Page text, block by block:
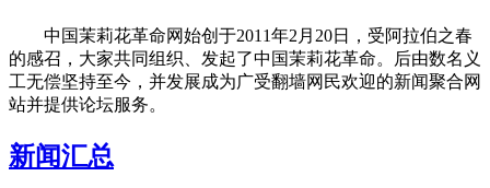
中国茉莉花革命网始创于2011年2月20日，受阿拉伯之春
的感召，大家共同组织、发起了中国茉莉花革命。后由数名义
工无偿坚持至今，并发展成为广受翻墙网民欢迎的新闻聚合网
站并提供论坛服务。
新闻汇总